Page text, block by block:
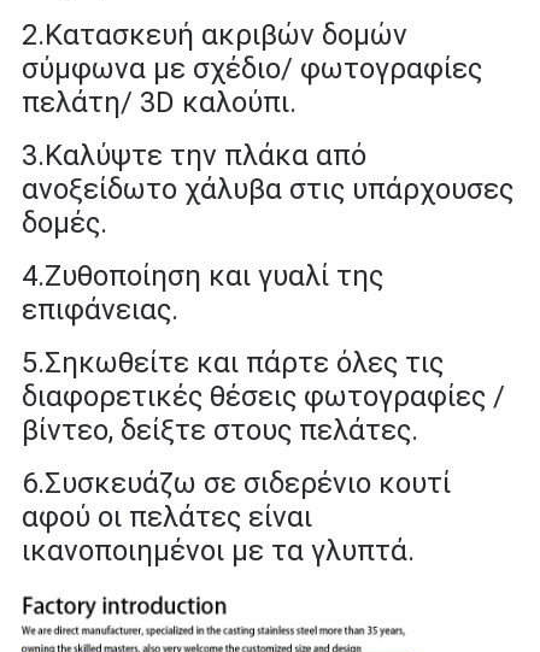
2.Κατασκευή ακριβών δομών
σύμφωνα με σχέδιο/ φωτογραφίες
πελάτη/ 3D καλούπι.
3.Καλύψτε την πλάκα από
ανοξείδωτο χάλυβα στις υπάρχουσες
δομές.
4.Ζυθοποίηση και γυαλί της
επιφάνειας.
5.Σηκωθείτε και πάρτε όλες τις
διαφορετικές θέσεις φωτογραφίες /
βίντεο, δείξτε στους πελάτες.
6.Συσκευάζω σε σιδερένιο κουτί
αφού οι πελάτες είναι
ικανοποιημένοι με τα γλυπτά.